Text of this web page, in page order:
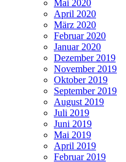
Mai 2020
April 2020
März 2020
Februar 2020
Januar 2020
Dezember 2019
November 2019
Oktober 2019
September 2019
August 2019
Juli 2019
Juni 2019
Mai 2019
April 2019
Februar 2019